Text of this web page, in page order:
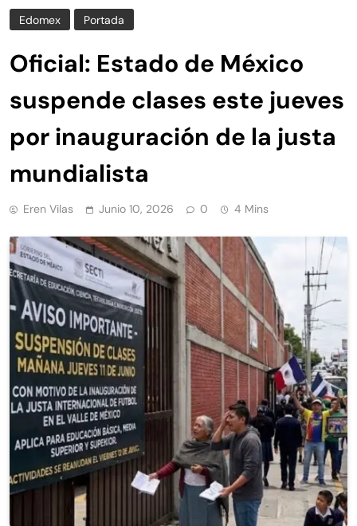
Edomex Portada
Oficial: Estado de México
suspende clases este jueves
por inauguración de la justa
mundialista
Eren Vilas Junio 10, 2026 0 4 Mins